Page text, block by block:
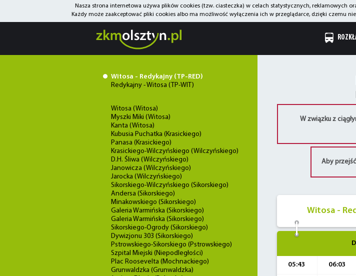
Nasza strona internetowa używa plików cookies (tzw. ciasteczka) w celach statystycznych,
Każdy może zaakceptować pliki cookies albo ma możliwość wyłączenia ich w przeglądarce, dzięki czemu
Witosa - Redykajny (TP-RED)
Redykajny - Witosa (TP-WIT)
Witosa (Witosa)
Myszki Miki (Witosa)
Kanta (Witosa)
Kubusia Puchatka (Krasickiego)
Panasa (Krasickiego)
Krasickiego-Wilczyńskiego (Wilczyńskiego)
D.H. Śliwa (Wilczyńskiego)
Janowicza (Wilczyńskiego)
Jarocka (Wilczyńskiego)
Sikorskiego-Wilczyńskiego (Sikorskiego)
Andersa (Sikorskiego)
Minakowskiego (Sikorskiego)
Galeria Warmińska (Sikorskiego)
Galeria Warmińska (Sikorskiego)
Sikorskiego-Ogrody (Sikorskiego)
Dywizjonu 303 (Sikorskiego)
Pstrowskiego-Sikorskiego (Pstrowskiego)
Szpital Miejski (Niepodległości)
Plac Roosevelta (Mochnackiego)
Grunwaldzka (Grunwaldzka)
W związku z
Aby
Witosa -
05:43 06:03